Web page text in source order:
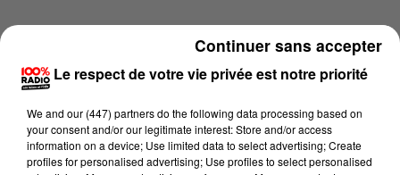
Le respect de votre vie privée est notre priorité
We and our (447) partnersdo the following data processing based on
your consent and/or our legitimate interest: Store and/or access
information on a device; Use limited data to select advertising; Create
profiles for personalised advertising; Use profiles to select personalised
Continuer sans accepter